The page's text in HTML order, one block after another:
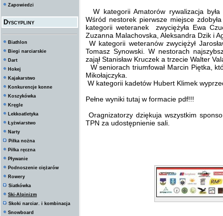
Zapowiedzi
Dyscypliny
Biathlon
Biegi narciarskie
Dart
Hokej
Kajakarstwo
Konkurencje konne
Koszykówka
Kręgle
Lekkoatletyka
Łyżwiarstwo
Narty
Piłka nożna
Piłka ręczna
Pływanie
Podnoszenie ciężarów
Rowery
Siatkówka
Ski-Alpinizm
Skoki narciar. i kombinacja
Snowboard
W kategorii Amatorów rywalizacja
Wśród nestorek pierwsze miejsce
kategorii weteranek zwyciężyła Ewa
Zuzanna Malachovska, Aleksandra Dzik i
W kategorii weteranów zwyciężył
Tomasz Synowski. W nestorach
zajął Stanisław Kruczek a trzecie Walter
W seniorach triumfował Marcin Piętka,
Mikołajczyka.
W kategorii kadetów Hubert Klimek
Pełne wyniki tutaj w formacie pdf!!!
Oragnizatorzy dziękuja wszystkim
TPN za udostępnienie sali.